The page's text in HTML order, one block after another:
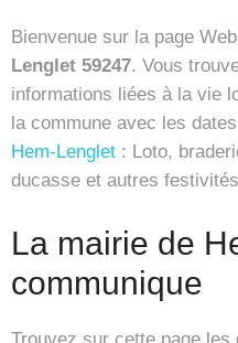
Bienvenue sur la page
Lenglet 59247. Vous
informations liées à la vie
la commune avec les
Hem-Lenglet : Loto,
ducasse et autres
La mairie de
communique